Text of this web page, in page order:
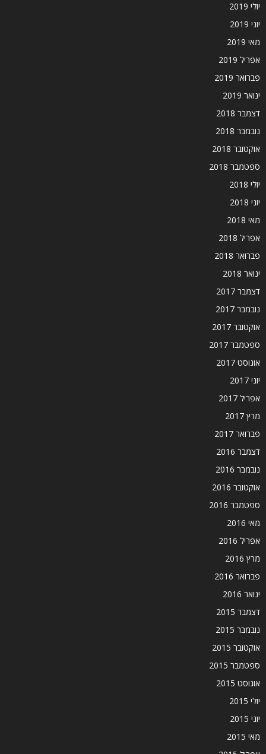
יולי 2019
יוני 2019
מאי 2019
אפריל 2019
פברואר 2019
ינואר 2019
דצמבר 2018
נובמבר 2018
אוקטובר 2018
ספטמבר 2018
יולי 2018
יוני 2018
מאי 2018
אפריל 2018
פברואר 2018
ינואר 2018
דצמבר 2017
נובמבר 2017
אוקטובר 2017
ספטמבר 2017
אוגוסט 2017
יוני 2017
אפריל 2017
מרץ 2017
פברואר 2017
דצמבר 2016
נובמבר 2016
אוקטובר 2016
ספטמבר 2016
מאי 2016
אפריל 2016
מרץ 2016
פברואר 2016
ינואר 2016
דצמבר 2015
נובמבר 2015
אוקטובר 2015
ספטמבר 2015
אוגוסט 2015
יולי 2015
יוני 2015
מאי 2015